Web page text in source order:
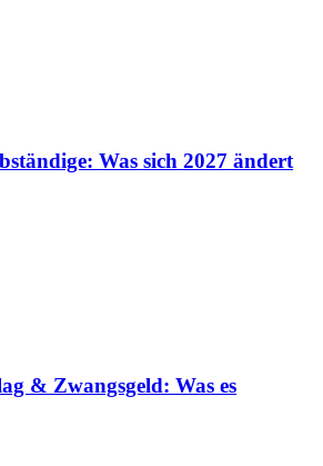
Was sich 2027 ändert
& Zwangsgeld: Was es